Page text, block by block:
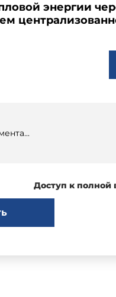
энергии
Доступ к полной